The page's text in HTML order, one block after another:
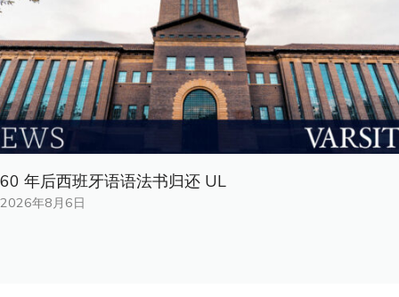
60 年后西班牙语语法书归还 UL
2026年8月6日